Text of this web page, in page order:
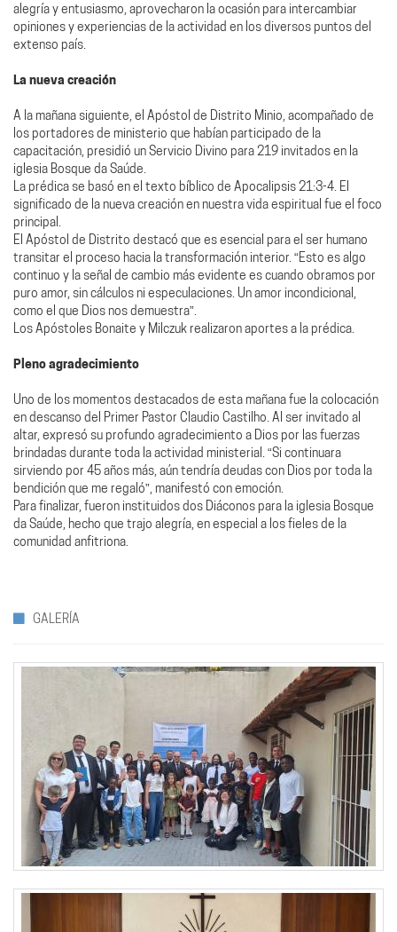
alegría y entusiasmo, aprovecharon la ocasión para intercambiar
opiniones y experiencias de la actividad en los diversos puntos del
extenso país.
La nueva creación
A la mañana siguiente, el Apóstol de Distrito Minio, acompañado de
los portadores de ministerio que habían participado de la
capacitación, presidió un Servicio Divino para 219 invitados en la
iglesia Bosque da Saúde.
La prédica se basó en el texto bíblico de Apocalipsis 21:3-4. El
significado de la nueva creación en nuestra vida espiritual fue el foco
principal.
El Apóstol de Distrito destacó que es esencial para el ser humano
transitar el proceso hacia la transformación interior. “Esto es algo
continuo y la señal de cambio más evidente es cuando obramos por
puro amor, sin cálculos ni especulaciones. Un amor incondicional,
como el que Dios nos demuestra”.
Los Apóstoles Bonaite y Milczuk realizaron aportes a la prédica.
Pleno agradecimiento
Uno de los momentos destacados de esta mañana fue la colocación
en descanso del Primer Pastor Claudio Castilho. Al ser invitado al
altar, expresó su profundo agradecimiento a Dios por las fuerzas
brindadas durante toda la actividad ministerial. “Si continuara
sirviendo por 45 años más, aún tendría deudas con Dios por toda la
bendición que me regaló”, manifestó con emoción.
Para finalizar, fueron instituidos dos Diáconos para la iglesia Bosque
da Saúde, hecho que trajo alegría, en especial a los fieles de la
comunidad anfitriona.
GALERÍA